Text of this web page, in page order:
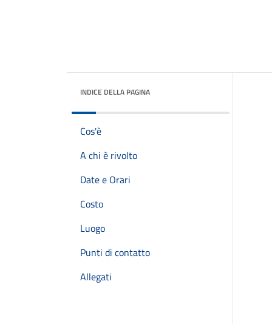
INDICE DELLA PAGINA
Cos'è
A chi è rivolto
Date e Orari
Costo
Luogo
Punti di contatto
Allegati